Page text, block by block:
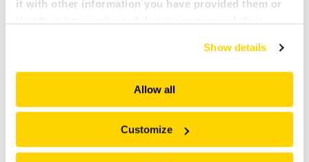
it with other information you have provided them or
and serve you content that truly matters. Join us and
explore more!
Show details
Allow all
Customize
WIE OFT SOLLTE ICH DIE WELLEN AM
ARMSYSTEM UND AN DEN AUSLEGERN
FESTZIEHEN/SICHERN?
WIE OFT SOLLTE ICH DIE MASCHINE
FETTEN/SCHMIEREN?